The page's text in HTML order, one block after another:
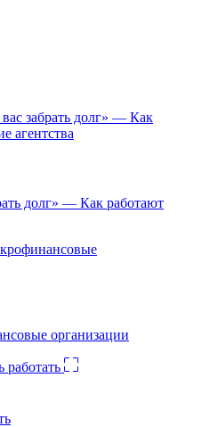
долг» — Как работают
организации